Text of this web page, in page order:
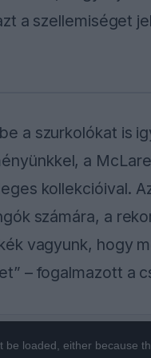
a szellemiséget
a szurkolókat is
a
kollekcióival.
számára, a
vagyunk, hogy
– fogalmazott a
be loaded, either because